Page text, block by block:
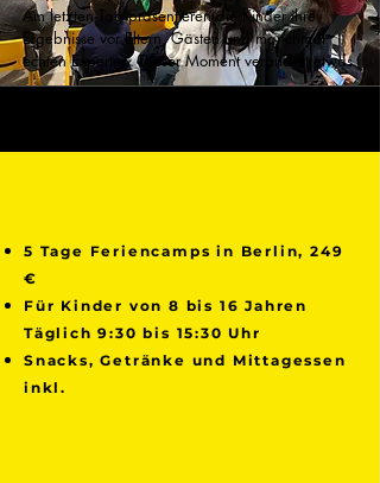
Am letzten Tag präsentieren die Kinder ihre
Ergebnisse vor Eltern, Gästen und manchmal
echten Experten. Dieser Moment verändert etwas.
5 Tage Feriencamps in Berlin, 249
€
Für Kinder von 8 bis 16 Jahren
Täglich 9:30 bis 15:30 Uhr
Snacks, Getränke und Mittagessen
inkl.